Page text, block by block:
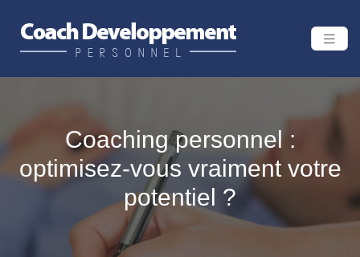
Coaching personnel :
optimisez-vous vraiment votre
potentiel ?